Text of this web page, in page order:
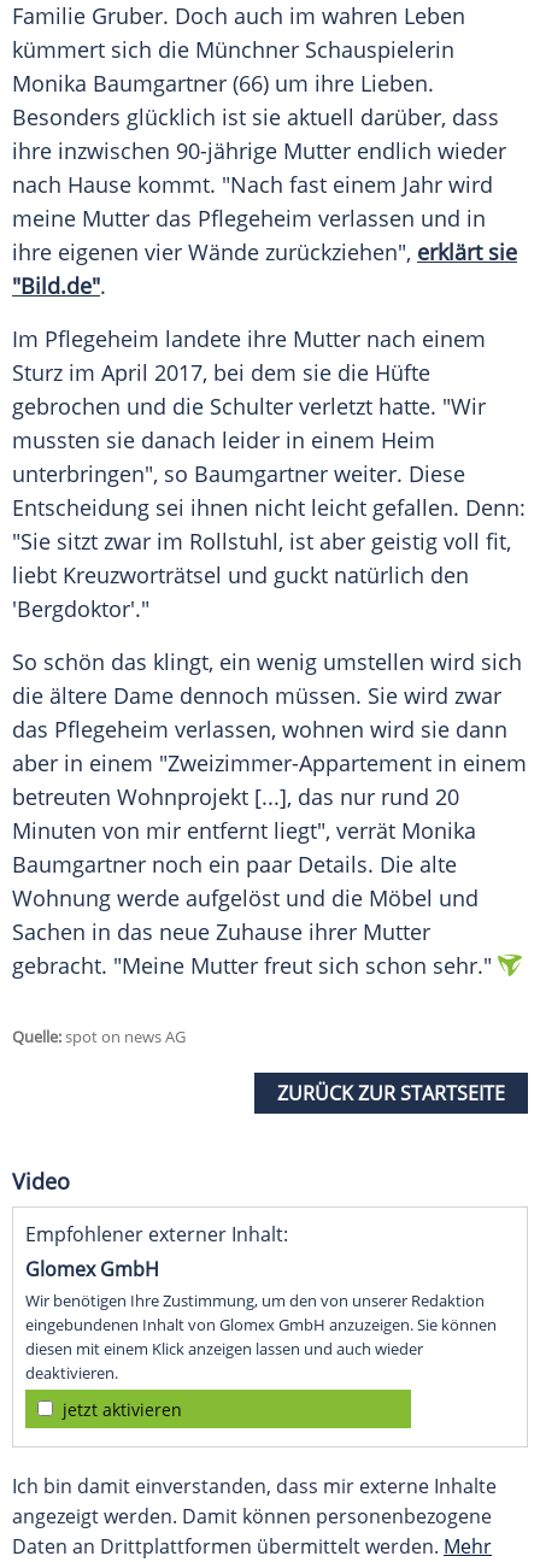
Familie Gruber. Doch auch im wahren Leben
kümmert sich die Münchner Schauspielerin
Monika Baumgartner (66) um ihre Lieben.
Besonders glücklich ist sie aktuell darüber, dass
ihre inzwischen 90-jährige Mutter endlich wieder
nach Hause kommt. "Nach fast einem Jahr wird
meine Mutter das Pflegeheim verlassen und in
ihre eigenen vier Wände zurückziehen", erklärt sie
"Bild.de".
Im Pflegeheim landete ihre Mutter nach einem
Sturz im April 2017, bei dem sie die Hüfte
gebrochen und die Schulter verletzt hatte. "Wir
mussten sie danach leider in einem Heim
unterbringen", so Baumgartner weiter. Diese
Entscheidung sei ihnen nicht leicht gefallen. Denn:
"Sie sitzt zwar im Rollstuhl, ist aber geistig voll fit,
liebt Kreuzworträtsel und guckt natürlich den
'Bergdoktor'."
So schön das klingt, ein wenig umstellen wird sich
die ältere Dame dennoch müssen. Sie wird zwar
das Pflegeheim verlassen, wohnen wird sie dann
aber in einem "Zweizimmer-Appartement in einem
betreuten Wohnprojekt [...], das nur rund 20
Minuten von mir entfernt liegt", verrät Monika
Baumgartner noch ein paar Details. Die alte
Wohnung werde aufgelöst und die Möbel und
Sachen in das neue Zuhause ihrer Mutter
gebracht. "Meine Mutter freut sich schon sehr."
Quelle:spot on news AG
ZURÜCK ZUR STARTSEITE
Video
Empfohlener externer Inhalt:
Glomex GmbH
Wir benötigen Ihre Zustimmung, um den von unserer Redaktion
eingebundenen Inhalt von Glomex GmbH anzuzeigen. Sie können
diesen mit einem Klick anzeigen lassen und auch wieder
deaktivieren.
jetzt aktivieren
Ich bin damit einverstanden, dass mir externe Inhalte
angezeigt werden. Damit können personenbezogene
Daten an Drittplattformen übermittelt werden. Mehr